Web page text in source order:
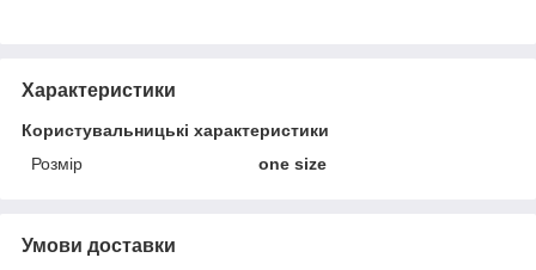
Характеристики
Користувальницькі характеристики
Розмір
one size
Умови доставки